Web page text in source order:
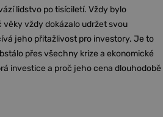
lidstvo po tisíciletí. Vždy bylo
vždy dokázalo udržet svou
jeho přitažlivost pro investory. Je to
přes všechny krize a ekonomické
investice a proč jeho cena dlouhodobě